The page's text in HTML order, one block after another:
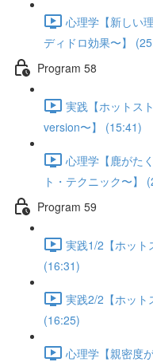
心理学【新しい
ディドロ効果〜】
Program 58
実践【ホットス
version〜】 (15:41)
心理学【鹿がた
ト・テクニック〜】
Program 59
実践1/2【ホット
(16:31)
実践2/2【ホット
(16:25)
心理学【親密度